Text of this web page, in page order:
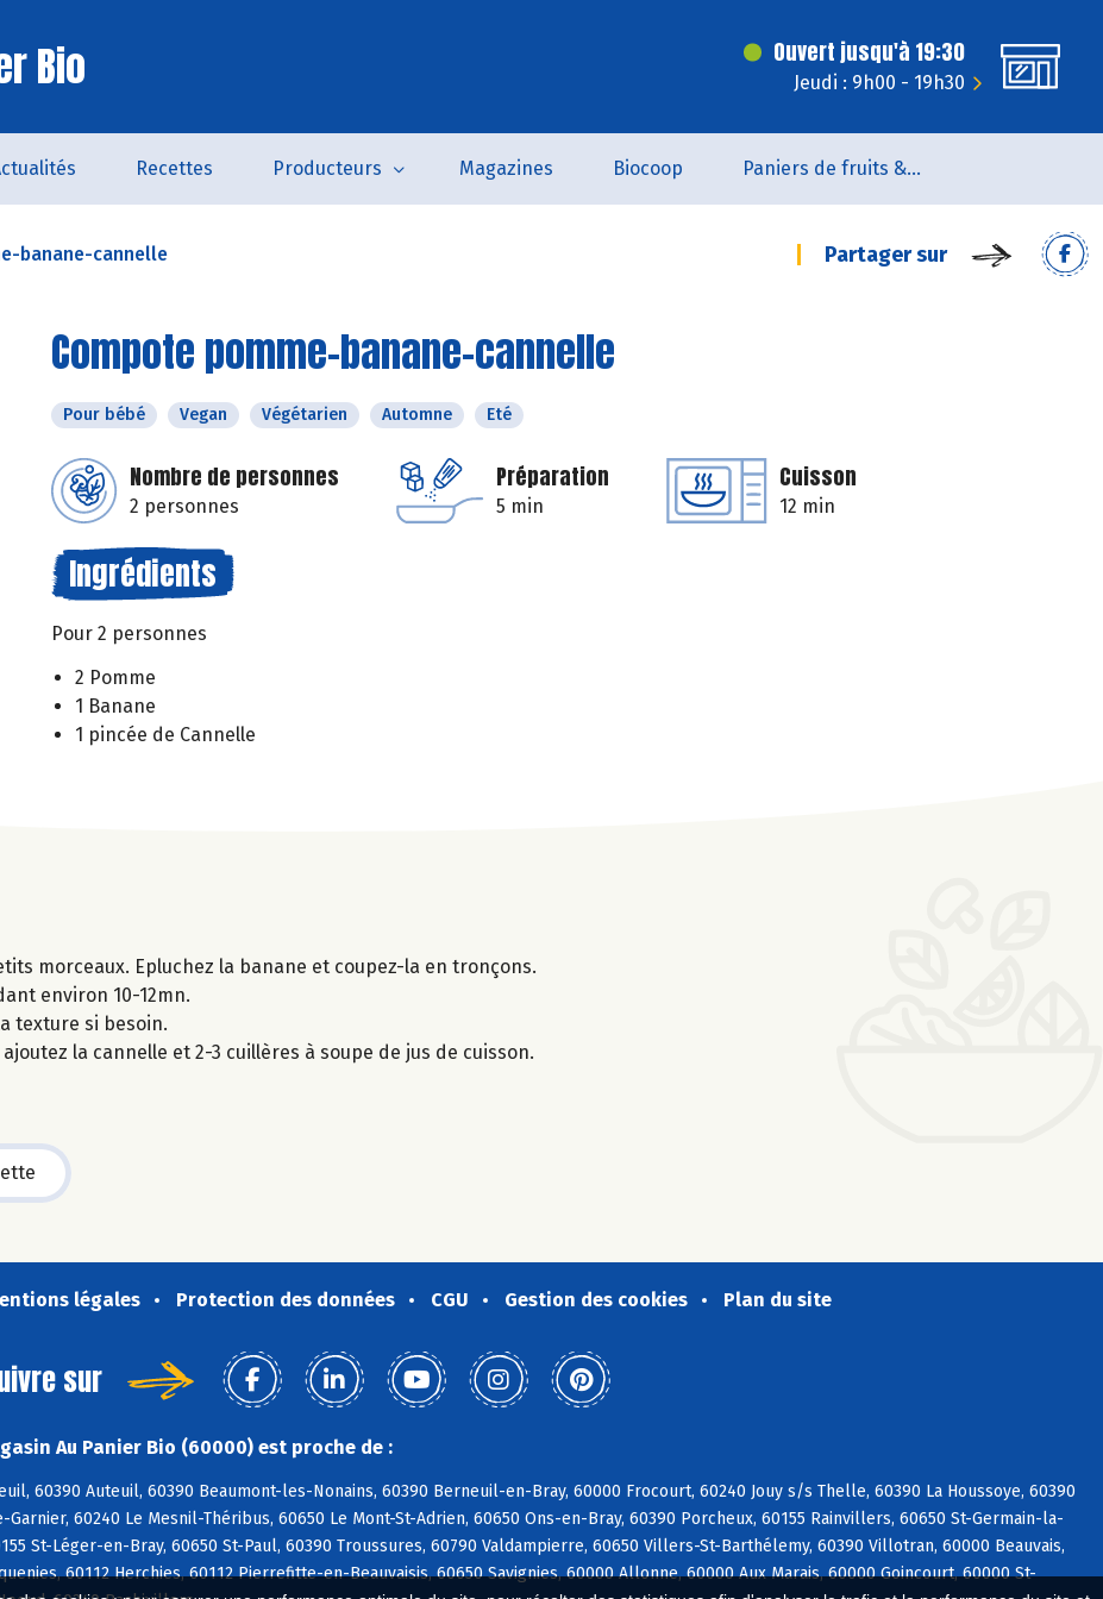
Bio Ouvert jusqu'à 19:30
Jeudi : 9h00 - 19h30
Recettes Producteurs Magazines Biocoop Paniers de fruits & légumes
banane-cannelle Partager sur
Compote pomme-banane-cannelle
Pour bébé Vegan Végétarien Automne Eté
Nombre de personnes
2 personnes
Préparation
5 min
Cuisson
12 min
Ingrédients
Pour 2 personnes
2 Pomme
1 Banane
1 pincée de Cannelle
morceaux. Epluchez la banane et coupez-la en tronçons.
environ 10-12mn.
texture si besoin.
la cannelle et 2-3 cuillères à soupe de jus de cuisson.
légales Protection des données CGU Gestion des cookies Plan du site
sur
Au Panier Bio (60000) est proche de :
60390 Auteuil, 60390 Beaumont-les-Nonains, 60390 Berneuil-en-Bray, 60000 Frocourt, 60240 Jouy s/s Thelle, 60390 La Houssoye, 60390
Garnier, 60240 Le Mesnil-Théribus, 60650 Le Mont-St-Adrien, 60650 Ons-en-Bray, 60390 Porcheux, 60155 Rainvillers, 60650 St-Germain-la-
St-Léger-en-Bray, 60650 St-Paul, 60390 Troussures, 60790 Valdampierre, 60650 Villers-St-Barthélemy, 60390 Villotran, 60000 Beauvais,
60112 Herchies, 60112 Pierrefitte-en-Beauvaisis, 60650 Savignies, 60000 Allonne, 60000 Aux Marais, 60000 Goincourt, 60000 St-